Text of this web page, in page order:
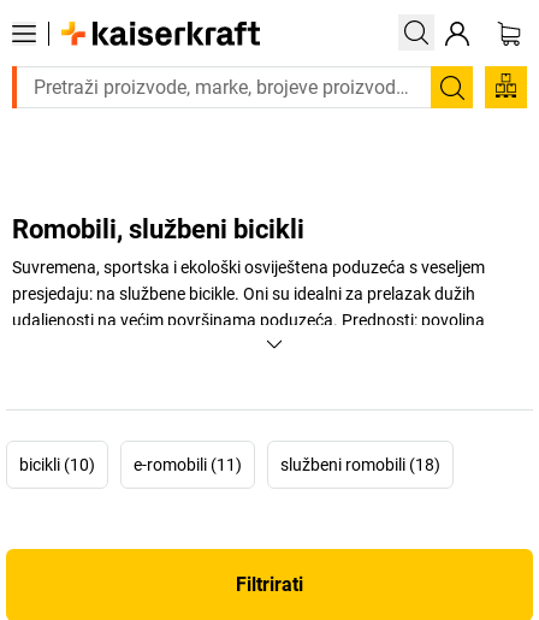
Trebate proizvod hitno? Pogledajte našu ponudu proizvoda s brzom
Romobili, službeni bicikli
Suvremena, sportska i ekološki osviještena poduzeća s veseljem
presjedaju: na službene bicikle. Oni su idealni za prelazak dužih
udaljenosti na većim površinama poduzeća. Prednosti: povoljna
nabavka, niži troškovi održavanja i odlaganja, manja potreba za
+Prikaži više
bicikli (10)
e-romobili (11) službeni romobili (18)
Filtrirati